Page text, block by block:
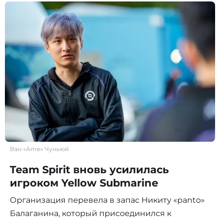
Ван «Ame» Чуньюй
Team Spirit вновь усилилась
игроком Yellow Submarine
Организация перевела в запас Никиту «panto»
Балаганина, который присоединился к